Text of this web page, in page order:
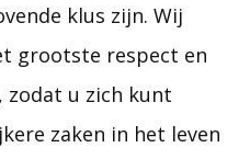
klus zijn. Wij
grootste respect en
u zich kunt
zaken in het leven